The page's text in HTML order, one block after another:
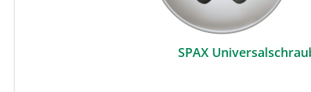
SPAX